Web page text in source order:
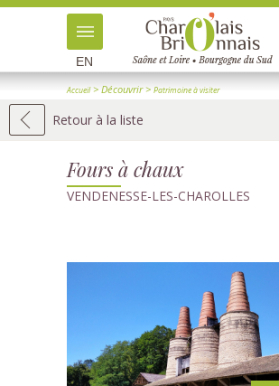
EN
Accueil> Découvrir> Patrimoine à visiter
Retour à la liste
Fours à chaux
VENDENESSE-LES-CHAROLLES